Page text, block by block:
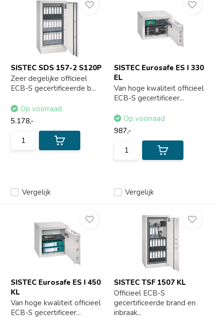
SISTEC SDS 157-2 S120P
Zeer degelijke officieel
ECB-S gecertificeerde b...
Vergelijk
Op voorraad
5.178,-
SISTEC Eurosafe ES I 330
EL
Van hoge kwaliteit officieel
ECB-S gecertificeer...
Vergelijk
Op voorraad
987,-
SISTEC Eurosafe ES I 450
KL
Van hoge kwaliteit officieel
ECB-S gecertificeer...
SISTEC TSF 1507 KL
Officieel ECB-S
gecertificeerde brand en
inbraak...